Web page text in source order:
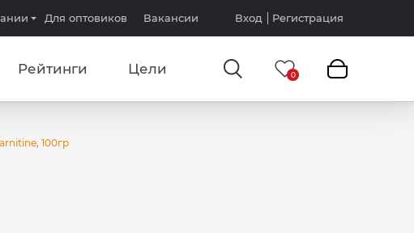
Для оптовиков Вакансии Вход Регистрация
Рейтинги Цели
100гр